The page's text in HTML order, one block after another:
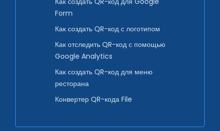
Form
Как создать QR-код с логотипом
Как отследить QR-код с помощью
Google Analytics
Как создать QR-код для меню
ресторана
Конвертер QR-кода File